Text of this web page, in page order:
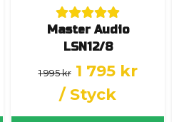
Master Audio
LSN12/8
1 995 kr 1 795 kr
/ Styck